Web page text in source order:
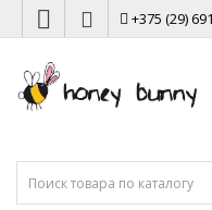
+375 (29)